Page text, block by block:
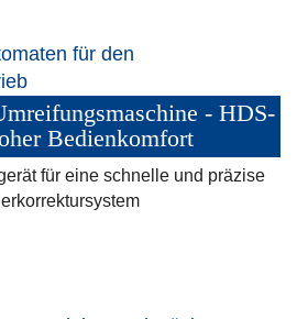
- HDS-
Bedienkomfort
für eine schnelle und präzise